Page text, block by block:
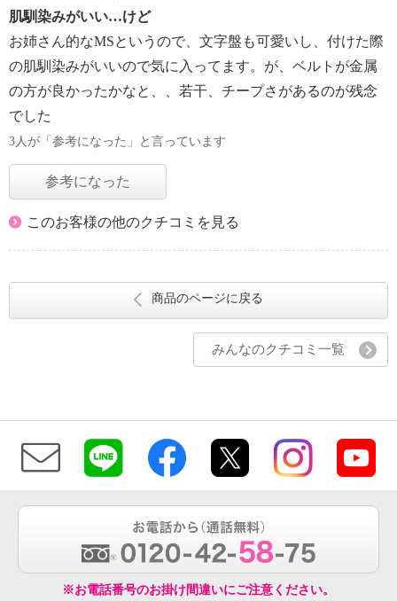
肌馴染みがいい…けど
お姉さん的なMSというので、文字盤も可愛いし、付けた際
の肌馴染みがいいので気に入ってます。が、ベルトが金属
の方が良かったかなと、、若干、チープさがあるのが残念
でした
3人が「参考になった」と言っています
参考になった
このお客様の他のクチコミを見る
商品のページに戻る
みんなのクチコミ一覧
※お電話番号のお掛け間違いにご注意ください。